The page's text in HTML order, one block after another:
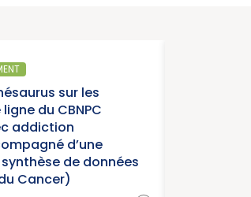
SANTÉ PUBLIQUE
Parution du rapport d’activité 2025 «
année charnière pour la lutte contre
cancers » (Institut National du
15/07/2026